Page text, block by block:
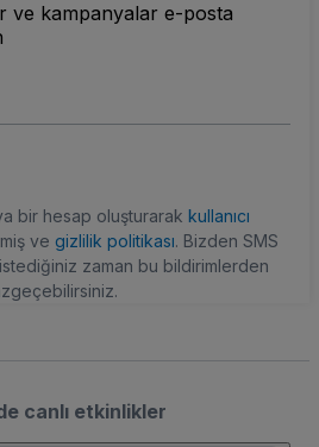
ve kampanyalar e-posta
bir hesap oluşturarak kullanıcı
ve gizlilik politikası. Bizden SMS
zaman bu bildirimlerden
canlı etkinlikler